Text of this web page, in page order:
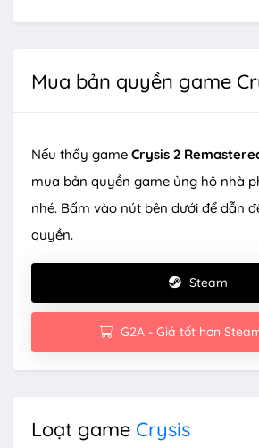
Nếu thấy game Crysis 2
mua bản quyền game ủng hộ nhà
nhé. Bấm vào nút bên dưới để dẫn
quyền.
Steam
G2A - Giá tốt hơn
Loạt game Crysis